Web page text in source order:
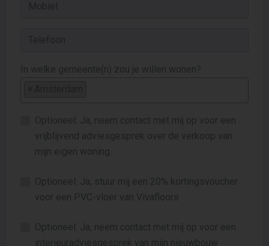
In welke gemeente(n) zou je willen wonen?
Optioneel: Ja, neem contact met mij op voor een
vrijblijvend adviesgesprek over de verkoop van
mijn eigen woning.
Optioneel: Ja, stuur mij een 20% kortingsvoucher
voor een PVC-vloer van Vivafloors
Optioneel: Ja, neem contact met mij op voor een
interieuradviesgesprek van mijn nieuwbouw